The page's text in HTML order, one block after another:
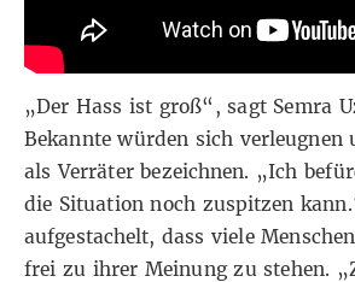
„Der Hass ist groß“, sagt Semra
Bekannte würden sich verleugnen
als Verräter bezeichnen. „Ich
die Situation noch zuspitzen
aufgestachelt, dass viele
frei zu ihrer Meinung zu stehen.